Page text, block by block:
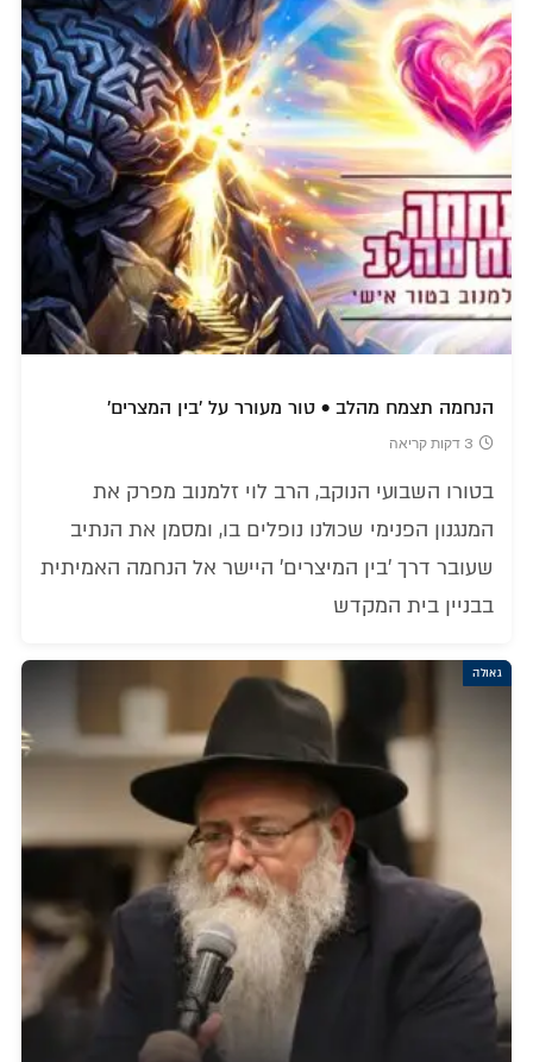
הנחמה תצמח מהלב • טור מעורר על 'בין המצרים'
3 דקות קריאה
בטורו השבועי הנוקב, הרב לוי זלמנוב מפרק את
המנגנון הפנימי שכולנו נופלים בו, ומסמן את הנתיב
שעובר דרך 'בין המיצרים' היישר אל הנחמה האמיתית
בבניין בית המקדש
גאולה